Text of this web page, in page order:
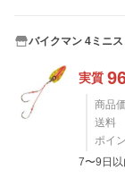
バイクマン 4ミニ
実質
商品
送料
ポイ
7〜9日以